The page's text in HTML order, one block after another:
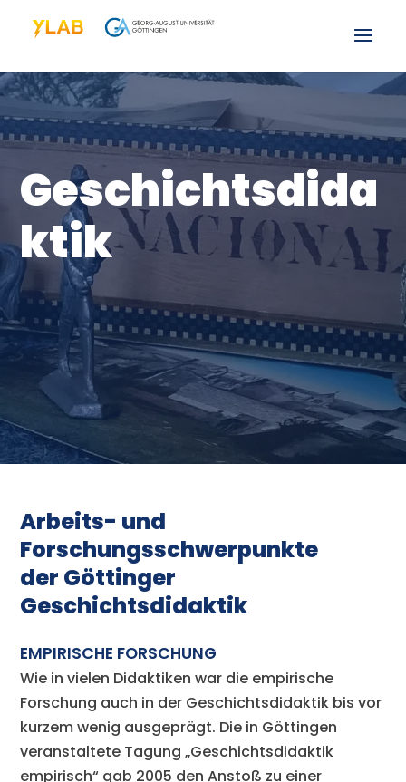
Geschichtsdida
ktik
Arbeits- und
Forschungsschwerpunkte
der Göttinger
Geschichtsdidaktik
EMPIRISCHE FORSCHUNG
Wie in vielen Didaktiken war die empirische
Forschung auch in der Geschichtsdidaktik bis vor
kurzem wenig ausgeprägt. Die in Göttingen
veranstaltete Tagung „Geschichtsdidaktik
empirisch“ gab 2005 den Anstoß zu einer